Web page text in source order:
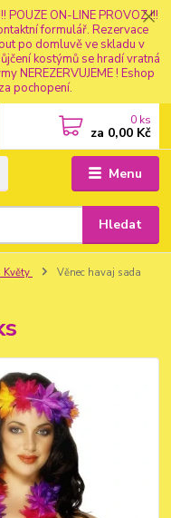
POUZE ON-LINE PROVOZ !!!
formulář. Rezervace
po domluvě ve skladu v
kostýmů se hradí vratná
NEREZERVUJEME ! Eshop
pochopení.
Menu
Hledat
0 ks
za 0,00 Kč
Květy
Věnec havaj sada